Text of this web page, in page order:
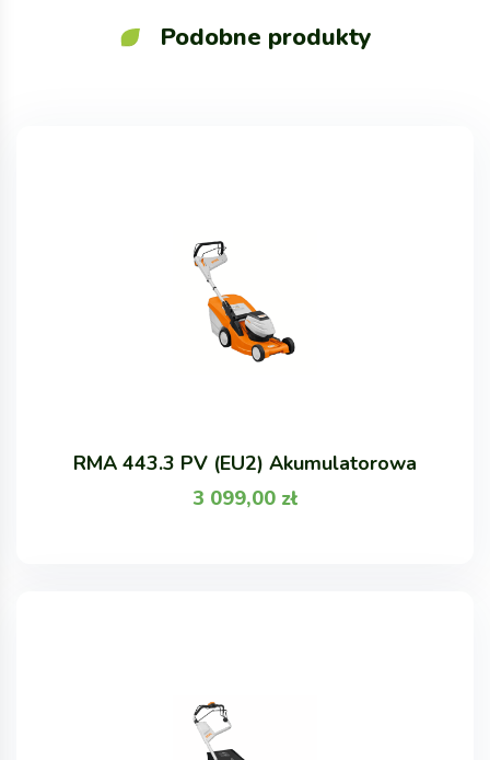
Podobne produkty
RMA 443.3 PV (EU2) Akumulatorowa
3 099,00 zł